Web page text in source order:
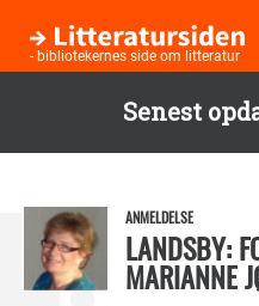
Senest
hovedindhold
- bibliotekernes side om litteratur
ANMELDELSE
LANDSBY:
MARIANNE